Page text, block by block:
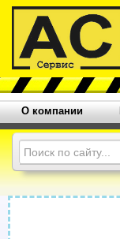
О компании